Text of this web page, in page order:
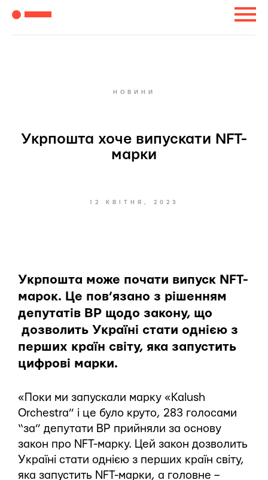
НОВИНИ
Укрпошта хоче випускати NFT-
марки
12 КВІТНЯ, 2023
Укрпошта може почати випуск NFT-
марок. Це пов’язано з рішенням
депутатів ВР щодо закону, що
дозволить Україні стати однією з
перших країн світу, яка запустить
цифрові марки.
«Поки ми запускали марку «Kalush
Orchestra” і це було круто, 283 голосами
“за” депутати ВР прийняли за основу
закон про NFT-марку. Цей закон дозволить
Україні стати однією з перших країн світу,
яка запустить NFT-марки, а головне –